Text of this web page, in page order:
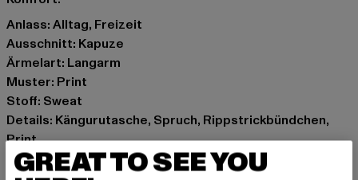
Anlass: Alltag, Freizeit
Ausschnitt: Kapuze
Ärmelart: Langarm
Muster: Print
Stoff: Sweat
Details: Kängurutasche, Spruch, Rippstrickbündchen,
Print
Schnitt: Oversize
GREAT TO SEE YOU